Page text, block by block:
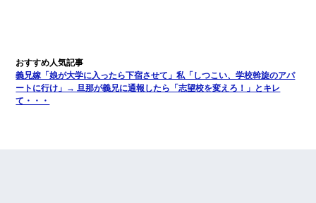
義兄嫁「娘が大学に入ったら下宿させて」私「しつこい、学校斡旋のアパ
ートに行け」→ 旦那が義兄に通報したら「志望校を変えろ！」とキレ
て・・・